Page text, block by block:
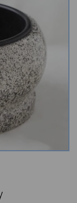
kamene